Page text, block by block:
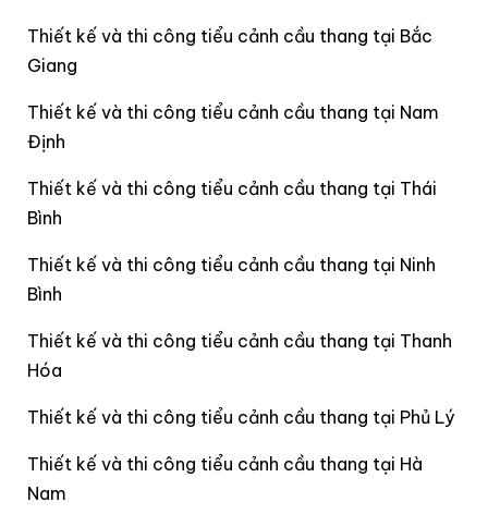
Thiết kế và thi công tiểu cảnh cầu thang tại Bắc
Giang
Thiết kế và thi công tiểu cảnh cầu thang tại Nam
Định
Thiết kế và thi công tiểu cảnh cầu thang tại Thái
Bình
Thiết kế và thi công tiểu cảnh cầu thang tại Ninh
Bình
Thiết kế và thi công tiểu cảnh cầu thang tại Thanh
Hóa
Thiết kế và thi công tiểu cảnh cầu thang tại Phủ Lý
Thiết kế và thi công tiểu cảnh cầu thang tại Hà
Nam